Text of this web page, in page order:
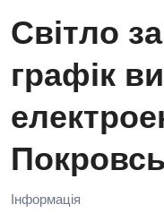
Світло
графік
Інформація